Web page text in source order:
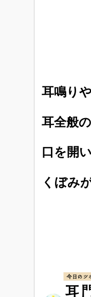
耳鳴り
耳全般
口を開
くぼみ